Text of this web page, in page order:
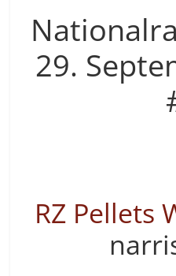
29.
RZ Pellets